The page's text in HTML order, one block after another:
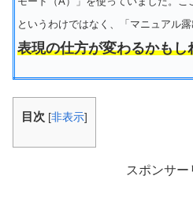
というわけではなく、「マニュアル
表現の仕方が変わるかもし
目次 [非表示]
スポンサー